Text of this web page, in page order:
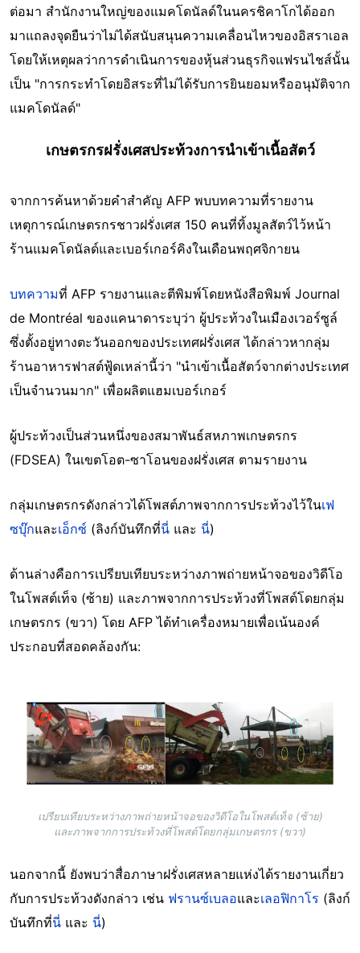
ต่อมา สำนักงานใหญ่ของแมคโดนัลด์ในนครชิคาโกได้ออก
มาแถลงจุดยืนว่าไม่ได้สนับสนุนความเคลื่อนไหวของอิสราเอล
โดยให้เหตุผลว่าการดำเนินการของหุ้นส่วนธุรกิจแฟรนไชส์นั้น
เป็น "การกระทำโดยอิสระที่ไม่ได้รับการยินยอมหรืออนุมัติจาก
แมคโดนัลด์"
เกษตรกรฝรั่งเศสประท้วงการนำเข้าเนื้อสัตว์
จากการค้นหาด้วยคำสำคัญ AFP พบบทความที่รายงาน
เหตุการณ์เกษตรกรชาวฝรั่งเศส 150 คนที่ทิ้งมูลสัตว์ไว้หน้า
ร้านแมคโดนัลด์และเบอร์เกอร์คิงในเดือนพฤศจิกายน
บทความที่ AFP รายงานและตีพิมพ์โดยหนังสือพิมพ์ Journal
de Montréal ของแคนาดาระบุว่า ผู้ประท้วงในเมืองเวอร์ซูล์
ซึ่งตั้งอยู่ทางตะวันออกของประเทศฝรั่งเศส ได้กล่าวหากลุ่ม
ร้านอาหารฟาสต์ฟู้ดเหล่านี้ว่า "นำเข้าเนื้อสัตว์จากต่างประเทศ
เป็นจำนวนมาก" เพื่อผลิตแฮมเบอร์เกอร์
ผู้ประท้วงเป็นส่วนหนึ่งของสมาพันธ์สหภาพเกษตรกร
(FDSEA) ในเขตโอต-ซาโอนของฝรั่งเศส ตามรายงาน
กลุ่มเกษตรกรดังกล่าวได้โพสต์ภาพจากการประท้วงไว้ในเฟ
ซบุ๊กและเอ็กซ์ (ลิงก์บันทึกที่นี่ และ นี่)
ด้านล่างคือการเปรียบเทียบระหว่างภาพถ่ายหน้าจอของวิดีโอ
ในโพสต์เท็จ (ซ้าย) และภาพจากการประท้วงที่โพสต์โดยกลุ่ม
เกษตรกร (ขวา) โดย AFP ได้ทำเครื่องหมายเพื่อเน้นองค์
ประกอบที่สอดคล้องกัน:
Image
เปรียบเทียบระหว่างภาพถ่ายหน้าจอของวิดีโอในโพสต์เท็จ (ซ้าย)
และภาพจากการประท้วงที่โพสต์โดยกลุ่มเกษตรกร (ขวา)
นอกจากนี้ ยังพบว่าสื่อภาษาฝรั่งเศสหลายแห่งได้รายงานเกี่ยว
กับการประท้วงดังกล่าว เช่น ฟรานซ์เบลอและเลอฟิกาโร (ลิงก์
บันทึกที่นี่ และ นี่)